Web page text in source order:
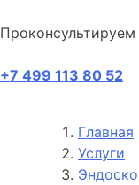
+7 499 113 80 52
Главная
Услуги